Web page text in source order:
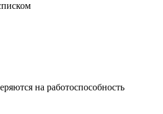
на работоспособность